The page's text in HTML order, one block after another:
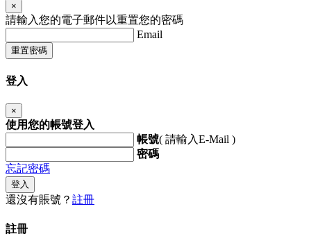
×
請輸入您的電子郵件以重置您的密碼
Email
重置密碼
登入
×
使用您的帳號登入
帳號( 請輸入E-Mail )
密碼
忘記密碼
登入
還沒有賬號？ 註冊
註冊